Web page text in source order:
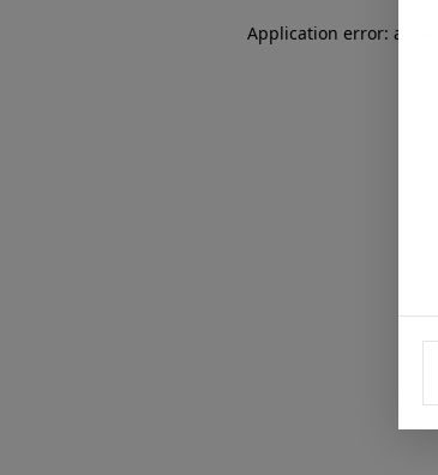
Application error: a